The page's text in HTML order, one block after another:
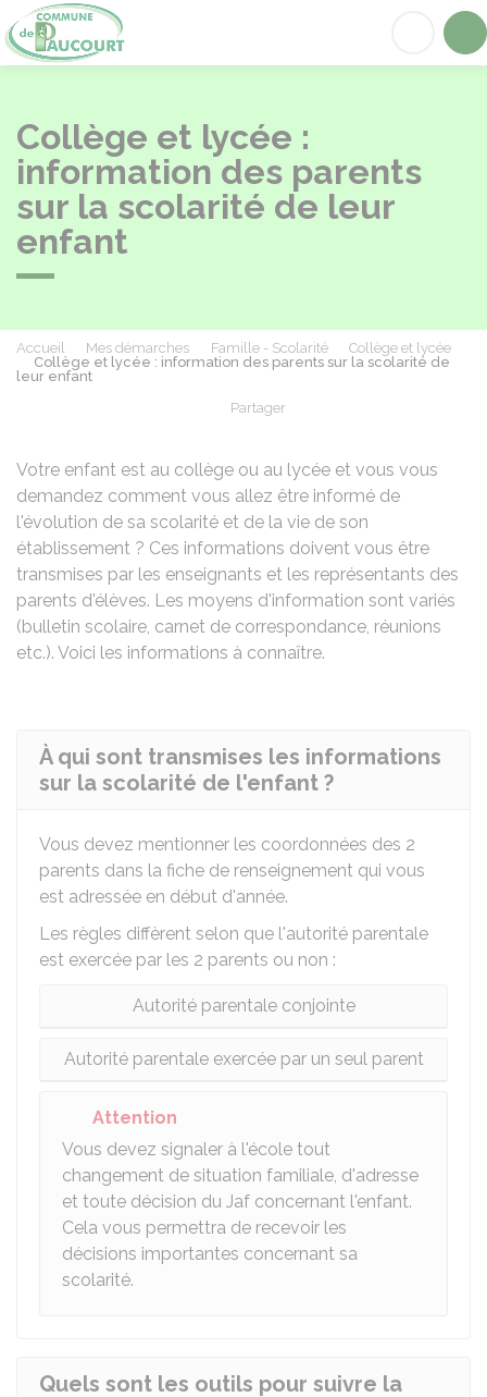
Collège et lycée :
information des parents
sur la scolarité de leur
enfant
Accueil Mes démarches Famille - Scolarité
Collège et lycée
Collège et lycée : information des parents sur la scolarité de
leur enfant
Partager
Votre enfant est au collège ou au lycée et vous vous
demandez comment vous allez être informé de
l'évolution de sa scolarité et de la vie de son
établissement ? Ces informations doivent vous être
transmises par les enseignants et les représentants des
parents d'élèves. Les moyens d'information sont variés
(bulletin scolaire, carnet de correspondance, réunions
etc.). Voici les informations à connaître.
À qui sont transmises les informations
sur la scolarité de l'enfant ?
Vous devez mentionner les coordonnées des 2
parents dans la fiche de renseignement qui vous
est adressée en début d'année.
Les règles diffèrent selon que l'autorité parentale
est exercée par les 2 parents ou non :
Autorité parentale conjointe
Autorité parentale exercée par un seul parent
Attention
Vous devez signaler à l'école tout
changement de situation familiale, d'adresse
et toute décision du Jaf concernant l'enfant.
Cela vous permettra de recevoir les
décisions importantes concernant sa
scolarité.
Quels sont les outils pour suivre la